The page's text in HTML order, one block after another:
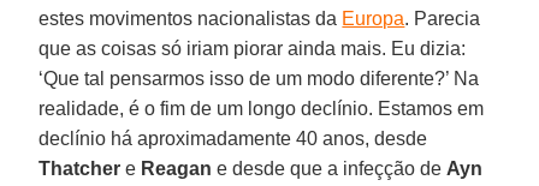
estes movimentos nacionalistas da Europa. Parecia
que as coisas só iriam piorar ainda mais. Eu dizia:
‘Que tal pensarmos isso de um modo diferente?’ Na
realidade, é o fim de um longo declínio. Estamos em
declínio há aproximadamente 40 anos, desde
Thatcher e Reagan e desde que a infeçção de Ayn